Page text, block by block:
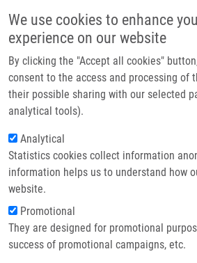
We use cookies to enhance
experience on our website
By clicking the "Accept all cookies"
consent to the access and processing of
their possible sharing with our selected
analytical tools).
Analytical
Statistics cookies collect information
information helps us to understand how
website.
Promotional
They are designed for promotional
success of promotional campaigns, etc.
Header image
Drobečková navigace
Domů
Czech Annual Cancer Research Meeting
Been Extended!